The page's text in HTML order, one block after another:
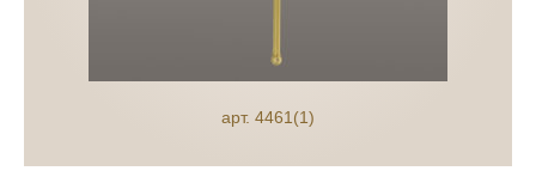
арт. 4461(1)